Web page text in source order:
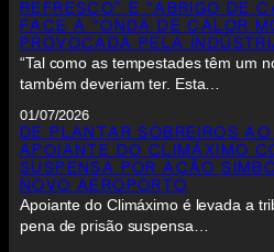
REFRESCO” E “ABRIGO DE
FACE A “ONDA DE CALOR
PROVOCADA PELA
“Tal como as tempestades têm um
também deveriam ter. Esta…
01/07/2026
DE PLANTAR SOBREIROS
APOIANTE DO CLIMÁXIMO
SUSPENSA POR AÇÃO
NOVO AEROPORTO
Apoiante do Climáximo é levada a
pena de prisão suspensa…